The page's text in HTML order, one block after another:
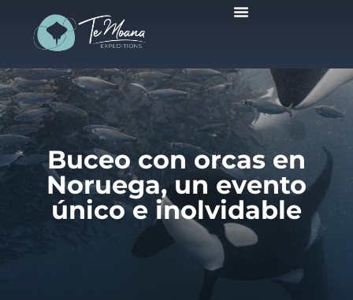
Buceo con orcas en
Noruega, un evento
único e inolvidable